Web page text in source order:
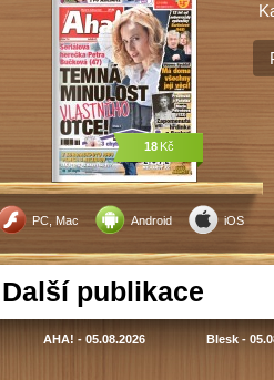
PC, Mac Android iOS
18Kč
Další publikace
AHA! - 05.08.2026 Blesk -